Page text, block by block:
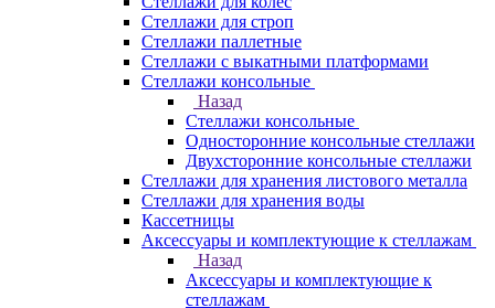
Стеллажи для строп
Стеллажи паллетные
Стеллажи с выкатными платформами
Стеллажи консольные
Назад
Стеллажи консольные
Односторонние консольные стеллажи
Двухсторонние консольные стеллажи
Стеллажи для хранения листового металла
Стеллажи для хранения воды
Кассетницы
Аксесcуары и комплектующие к стеллажам
Назад
Аксесcуары и комплектующие к
стеллажам